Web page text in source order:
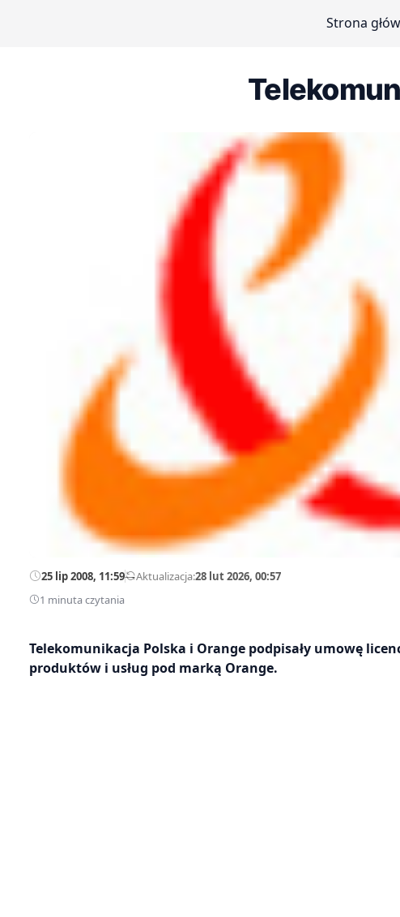
Strona
25 lip 2008, 11:59—Aktualizacja:28 lut 2026, 00:57
1 minuta czytania
Telekomunikacja Polska i Orange podpisały umowę
produktów i usług pod marką Orange.